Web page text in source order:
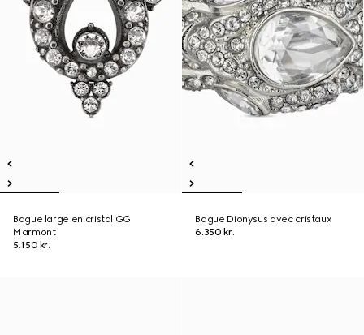
Bague large en cristal GG
Marmont
5.150 kr.
Bague Dionysus avec cristaux
6.350 kr.